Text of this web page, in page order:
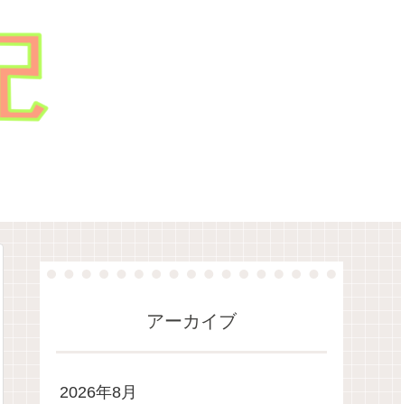
アーカイブ
2026年8月